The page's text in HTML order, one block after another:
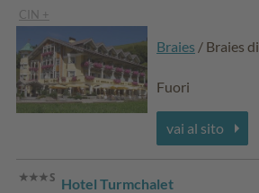
CIN +
Braies / Braies di
Fuori
vai al sito
Hotel Turmchalet